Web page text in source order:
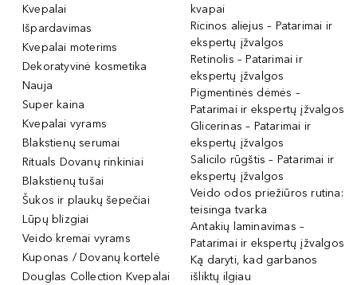
Kvepalai
Išpardavimas
Kvepalai moterims
Dekoratyvinė kosmetika
Nauja
Super kaina
Kvepalai vyrams
Blakstienų serumai
Rituals Dovanų rinkiniai
Blakstienų tušai
Šukos ir plaukų šepečiai
Lūpų blizgiai
Veido kremai vyrams
Kuponas / Dovanų kortelė
Douglas Collection Kvepalai
kvapai
Ricinos aliejus – Patarimai ir
ekspertų įžvalgos
Retinolis – Patarimai ir
ekspertų įžvalgos
Pigmentinės dėmės –
Patarimai ir ekspertų įžvalgos
Glicerinas – Patarimai ir
ekspertų įžvalgos
Salicilo rūgštis – Patarimai ir
ekspertų įžvalgos
Veido odos priežiūros rutina:
teisinga tvarka
Antakių laminavimas –
Patarimai ir ekspertų įžvalgos
Ką daryti, kad garbanos
išliktų ilgiau